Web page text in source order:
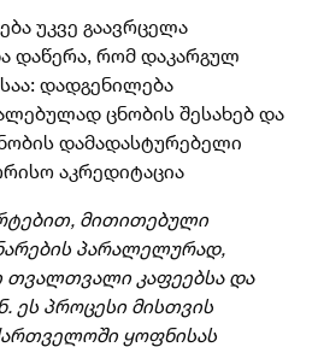
უკვე გაავრცელა
დაწერა, რომ დაკარგულ
დადგენილება
ცნობის შესახებ და
დამადასტურებელი
აკრედიტაცია
მითითებული
პარალელურად,
თვალთვალი კაფეებსა და
ეს პროცესი მისთვის
ყოფნისას